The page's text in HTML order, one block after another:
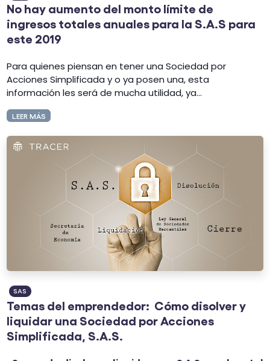
No hay aumento del monto límite de
ingresos totales anuales para la S.A.S para
este 2019
Para quienes piensan en tener una Sociedad por
Acciones Simplificada y o ya posen una, esta
información les será de mucha utilidad, ya...
LEER MÁS
SAS
Temas del emprendedor: Cómo disolver y
liquidar una Sociedad por Acciones
Simplificada, S.A.S.